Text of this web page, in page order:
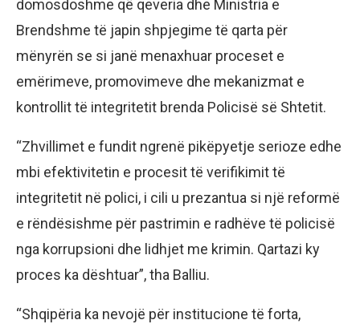
domosdoshme që qeveria dhe Ministria e
Brendshme të japin shpjegime të qarta për
mënyrën se si janë menaxhuar proceset e
emërimeve, promovimeve dhe mekanizmat e
kontrollit të integritetit brenda Policisë së Shtetit.
“Zhvillimet e fundit ngrenë pikëpyetje serioze edhe
mbi efektivitetin e procesit të verifikimit të
integritetit në polici, i cili u prezantua si një reformë
e rëndësishme për pastrimin e radhëve të policisë
nga korrupsioni dhe lidhjet me krimin. Qartazi ky
proces ka dështuar”, tha Balliu.
“Shqipëria ka nevojë për institucione të forta,